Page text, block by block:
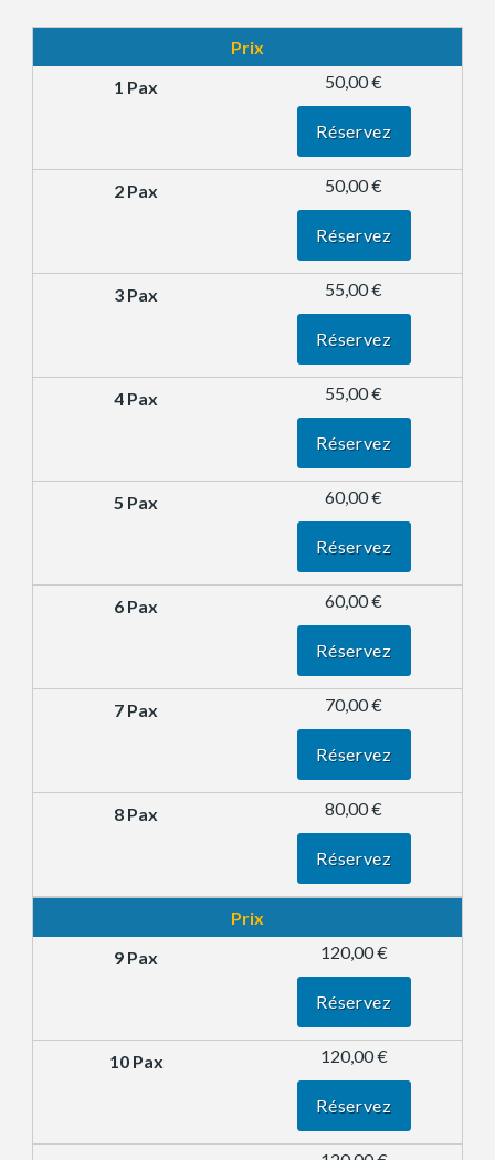
Prix
50,00 €
Réservez
50,00 €
Réservez
55,00 €
Réservez
55,00 €
Réservez
60,00 €
Réservez
60,00 €
Réservez
70,00 €
Réservez
80,00 €
Réservez
Prix
120,00 €
Réservez
120,00 €
Réservez